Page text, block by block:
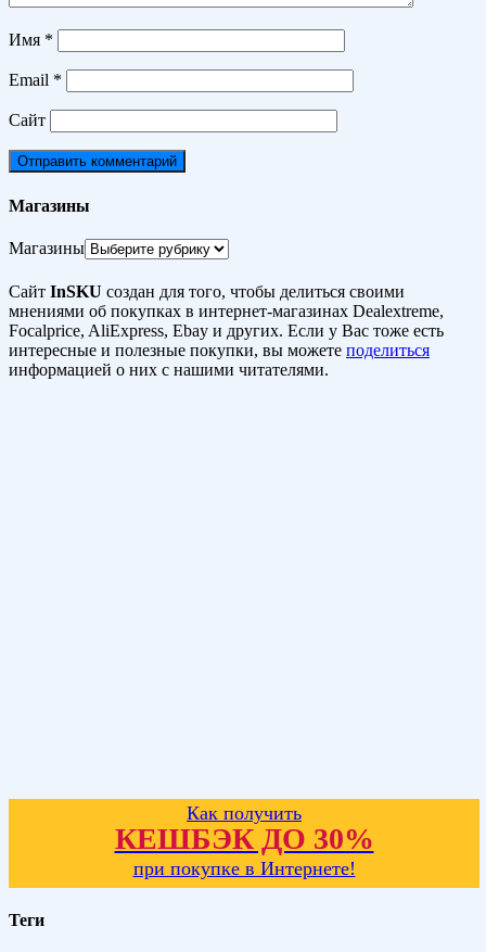
Имя *
Email *
Сайт
Магазины
Магазины
Сайт InSKU создан для того, чтобы делиться своими
мнениями об покупках в интернет-магазинах Dealextreme,
Focalprice, AliExpress, Ebay и других. Если у Вас тоже есть
интересные и полезные покупки, вы можете поделиться
информацией о них с нашими читателями.
Как получить
КЕШБЭК ДО 30%
при покупке в Интернете!
Теги